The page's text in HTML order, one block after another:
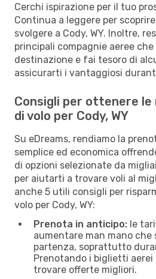
Cerchi ispirazione per il tuo
Continua a leggere per
svolgere a Cody, WY. Inoltre,
principali compagnie aeree
destinazione e fai tesoro di
assicurarti i vantaggiosi
Consigli per ottenere
di volo per Cody, WY
Su eDreams, rendiamo la
semplice ed economica
di opzioni selezionate da
per aiutarti a trovare voli al
anche 5 utili consigli per
volo per Cody, WY:
Prenota in anticipo: le
aumentare man mano che
partenza, soprattutto
Prenotando i biglietti
trovare offerte migliori.